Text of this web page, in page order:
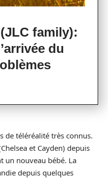
family):
du
de téléréalité très connus.
et Cayden) depuis
un nouveau bébé. La
depuis quelques